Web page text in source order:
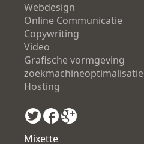
Webdesign
Online Communicatie
Copywriting
Video
Grafische vormgeving
zoekmachineoptimalisatie
Hosting
Mixette